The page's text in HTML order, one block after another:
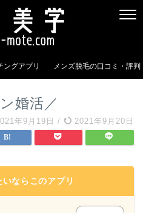
ングアプリ メンズ脱毛の口コミ・評判
婚活／
年9月19日 / 2021年9月20日
ならこのアプリ